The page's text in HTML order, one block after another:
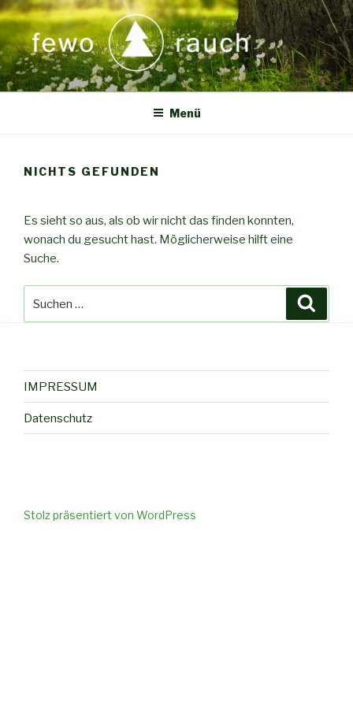
Zum
Inhalt
springen
Menü
NICHTS GEFUNDEN
Es sieht so aus, als ob wir nicht das finden konnten,
wonach du gesucht hast. Möglicherweise hilft eine
Suche.
IMPRESSUM
Datenschutz
Stolz präsentiert von WordPress